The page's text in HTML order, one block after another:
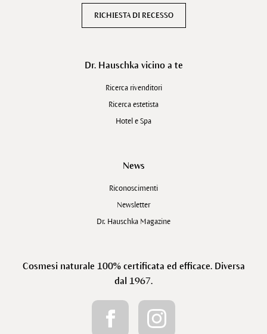
RICHIESTA DI RECESSO
Dr. Hauschka vicino a te
Ricerca rivenditori
Ricerca estetista
Hotel e Spa
News
Riconoscimenti
Newsletter
Dr. Hauschka Magazine
Cosmesi naturale 100% certificata ed efficace. Diversa
dal 1967.